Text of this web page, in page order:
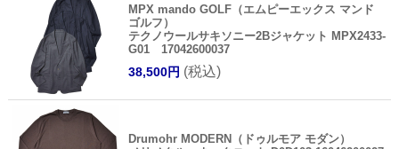
MPX mando GOLF（エムピーエックス マンド
ゴルフ）
テクノウールサキソニー2Bジャケット MPX2433-
G01 17042600037
38,500円 (税込)
Drumohr MODERN（ドゥルモア モダン）